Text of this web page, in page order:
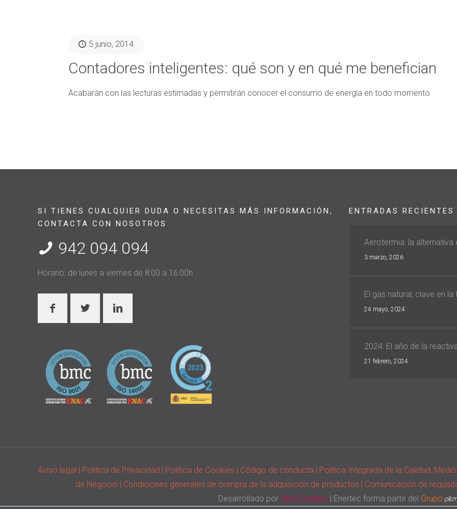
5 junio, 2014
Contadores inteligentes: qué son y en qué me benefician
Acabarán con las lecturas estimadas y permitirán conocer el consumo de energía en todo momento
SI TIENES CUALQUIER DUDA O NECESITAS MÁS INFORMACIÓN,
CONTACTA CON NOSOTROS
942 094 094
Horario: de lunes a viernes de 8:00 a 16:00h
ENTRADAS RECIENTES
Aerotermia: la
3 marzo, 2026
El gas natural, clave en
24 mayo, 2024
2024: El año de la
21 febrero, 2024
Aviso legal | Política de Privacidad | Política de Cookies | Código de conducta | Política Integrada de la Calidad,
de Negocio | Condiciones generales de compra de la adquisición de productos | Comunicación de
Desarrollado por Alpe Creativa | Enertec forma parte del Grupo